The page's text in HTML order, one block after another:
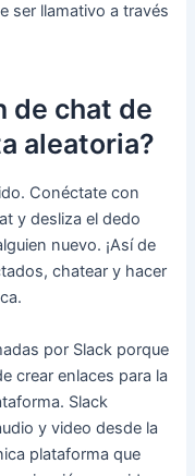
ser llamativo a través
de chat de
aleatoria?
Conéctate con
y desliza el dedo
nuevo. ¡Así de
chatear y hacer
por Slack porque
crear enlaces para la
Slack
y video desde la
plataforma que